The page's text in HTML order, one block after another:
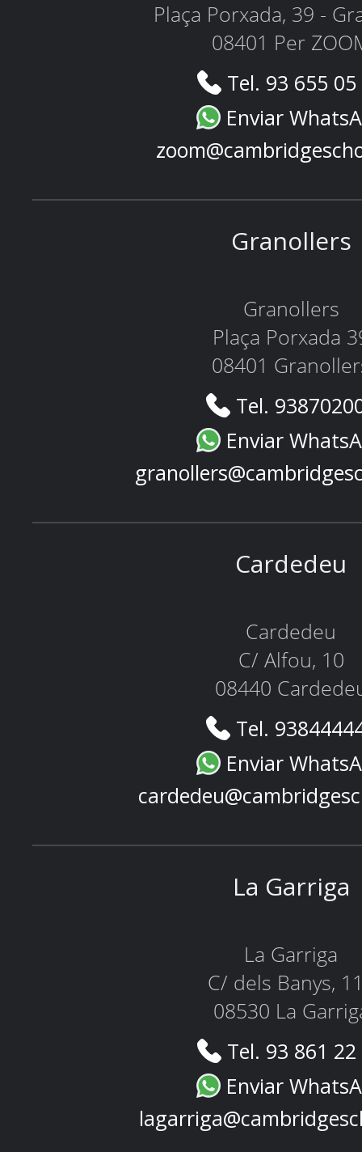
Plaça Porxada, 39 -
08401 Per
Tel. 93 655
Enviar
Granollers
Granollers
Plaça Porxada
08401
Tel.
Enviar
Cardedeu
Cardedeu
C/ Alfou, 10
08440
Tel.
Enviar
La Garriga
La Garriga
C/ dels Banys,
08530 La
Tel. 93 861
Enviar